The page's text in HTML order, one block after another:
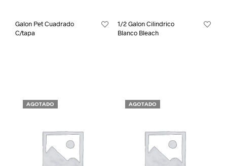
Galon Pet Cuadrado
C/tapa
1/2 Galon Cilindrico
Blanco Bleach
AGOTADO AGOTADO